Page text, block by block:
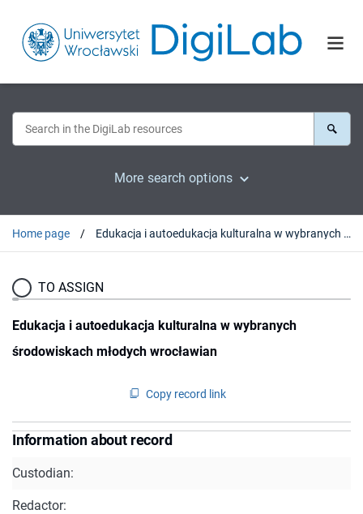
More search options
Home page Edukacja i autoedukacja kulturalna w wybranych środowiskach młodych wrocławian
TO ASSIGN
Edukacja i autoedukacja kulturalna w wybranych
środowiskach młodych wrocławian
Copy record link
Information about record
Custodian:
Redactor: